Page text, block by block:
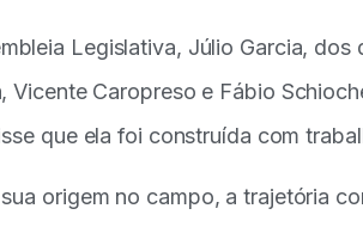
Legislativa, Júlio Garcia,
Vicente Caropreso e Fábio
que ela foi construída com
origem no campo, a trajetória